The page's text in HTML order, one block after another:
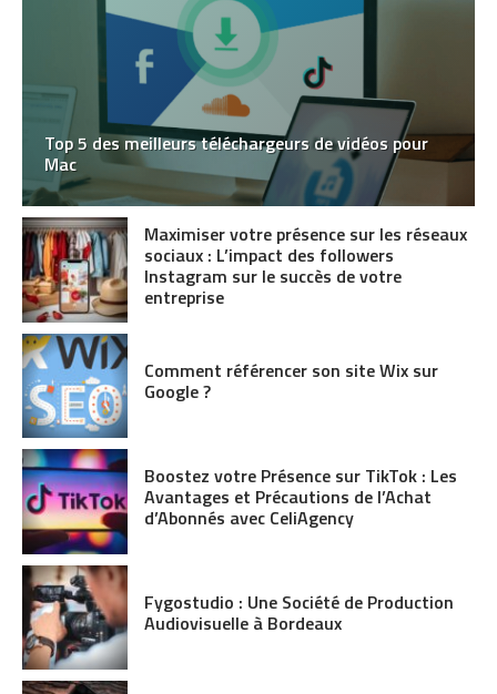
Top 5 des meilleurs téléchargeurs de vidéos pour
Mac
Maximiser votre présence sur les réseaux
sociaux : L’impact des followers
Instagram sur le succès de votre
entreprise
Comment référencer son site Wix sur
Google ?
Boostez votre Présence sur TikTok : Les
Avantages et Précautions de l’Achat
d’Abonnés avec CeliAgency
Fygostudio : Une Société de Production
Audiovisuelle à Bordeaux